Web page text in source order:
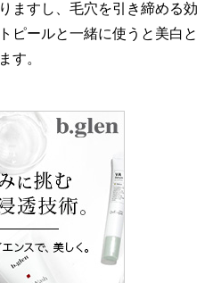
ますし、毛穴を引き締める効
ピールと一緒に使うと美白と
す。